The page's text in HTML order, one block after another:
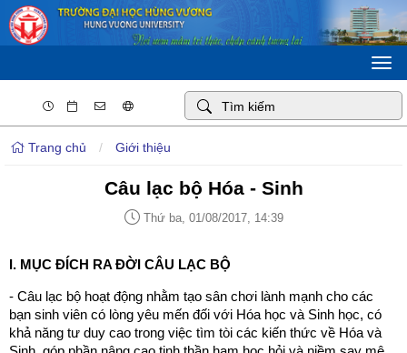
Trang chủ / Giới thiệu
Câu lạc bộ Hóa - Sinh
Thứ ba, 01/08/2017, 14:39
I. MỤC ĐÍCH RA ĐỜI CÂU LẠC BỘ
- Câu lạc bộ hoạt động nhằm tạo sân chơi lành mạnh cho các
bạn sinh viên có lòng yêu mến đối với Hóa học và Sinh học, có
khả năng tư duy cao trong việc tìm tòi các kiến thức về Hóa và